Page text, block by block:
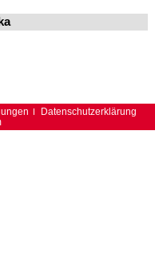
Datenschutzerklärung